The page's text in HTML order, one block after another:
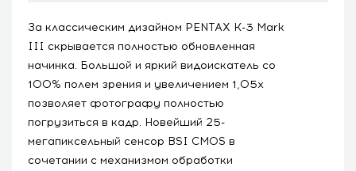
За классическим дизайном PENTAX K-3 Mark
III скрывается полностью обновленная
начинка. Большой и яркий видоискатель со
100% полем зрения и увеличением 1,05x
позволяет фотографу полностью
погрузиться в кадр. Новейший 25-
мегапиксельный сенсор BSI CMOS в
сочетании с механизмом обработки